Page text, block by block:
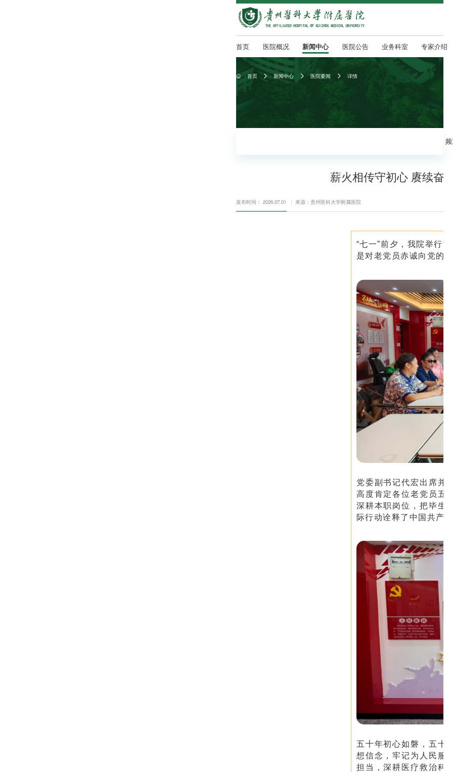
首页 医院概况 新闻中心 医院公告 业务科室 专家介绍
 首页  新闻中心  医院要闻  详情
薪火相传守初心 赓续奋
发布时间： 2026.07.01 来源：贵州医科大学附属医院
“七一”前夕，我院举行
是对老党员赤诚向党的
党委副书记代宏出席并
高度肯定各位老党员五
深耕本职岗位，把毕生
际行动诠释了中国共产
五十年初心如磐，五十
想信念，牢记为人民服
担当，深耕医疗救治科